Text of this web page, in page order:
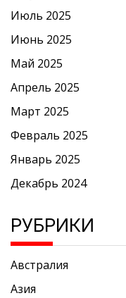
Июль 2025
Июнь 2025
Май 2025
Апрель 2025
Март 2025
Февраль 2025
Январь 2025
Декабрь 2024
РУБРИКИ
Австралия
Азия